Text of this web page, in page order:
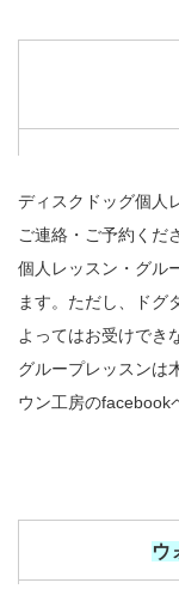
グループレッス
預かりトレーニ
ディスクドッグ個人
ご連絡・ご予約くだ
個人レッスン・グル
ます。ただし、ドグ
よってはお受けでき
グループレッスンは
ウン工房のfacebook
ウ